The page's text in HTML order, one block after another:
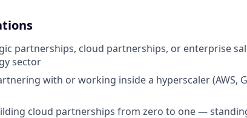
partnerships, cloud partnerships, or enterprise
sector
with or working inside a hyperscaler (AWS,
cloud partnerships from zero to one —